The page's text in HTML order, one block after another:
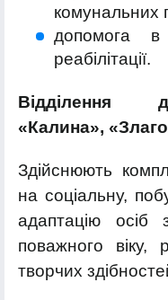
комунальних
допомога в
реабілітації.
Відділення
«Калина»,
Здійснюють
на соціальну,
адаптацію осіб
поважного віку,
творчих